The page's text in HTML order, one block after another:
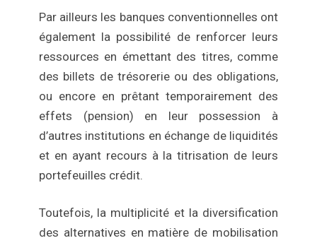
Par ailleurs les banques conventionnelles ont
également la possibilité de renforcer leurs
ressources en émettant des titres, comme
des billets de trésorerie ou des obligations,
ou encore en prêtant temporairement des
effets (pension) en leur possession à
d’autres institutions en échange de liquidités
et en ayant recours à la titrisation de leurs
portefeuilles crédit.
Toutefois, la multiplicité et la diversification
des alternatives en matière de mobilisation